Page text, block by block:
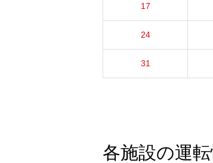
17
24
31
各施設の運転